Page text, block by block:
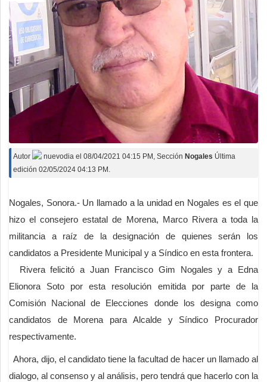
Autor nuevodia el 08/04/2021 04:15 PM , Sección Nogales Última
edición 02/05/2024 04:13 PM.
Nogales, Sonora.- Un llamado a la unidad en Nogales es el que
hizo el consejero estatal de Morena, Marco Rivera a toda la
militancia a raíz de la designación de quienes serán los
candidatos a Presidente Municipal y a Síndico en esta frontera.
Rivera felicitó a Juan Francisco Gim Nogales y a Edna
Elionora Soto por esta resolución emitida por parte de la
Comisión Nacional de Elecciones donde los designa como
candidatos de Morena para Alcalde y Síndico Procurador
respectivamente.
Ahora, dijo, el candidato tiene la facultad de hacer un llamado al
dialogo, al consenso y al análisis, pero tendrá que hacerlo con la